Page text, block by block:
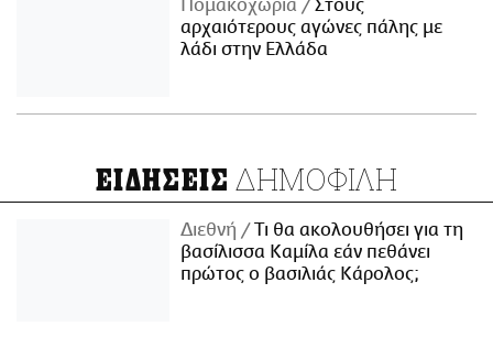
Πομακοχώρια
Στους
αρχαιότερους αγώνες πάλης με
λάδι στην Ελλάδα
ΕΙΔΗΣΕΙΣ ΔΗΜΟΦΙΛΗ
Διεθνή
Τι θα ακολουθήσει για τη
βασίλισσα Καμίλα εάν πεθάνει
πρώτος ο βασιλιάς Κάρολος;